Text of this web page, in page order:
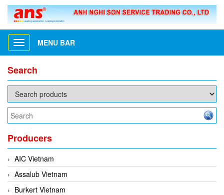
Toggle
navigation
MENU BAR
Search
Producers
AIC Vietnam
Assalub Vietnam
Burkert Vietnam